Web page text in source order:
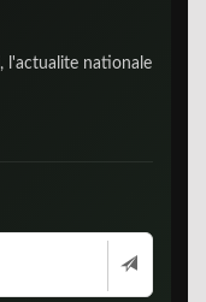
l'actualite nationale